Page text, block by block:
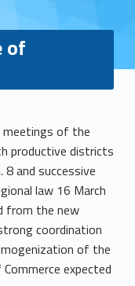
of the
productive districts
and successive
law 16 March
from the new
coordination
of the
expected